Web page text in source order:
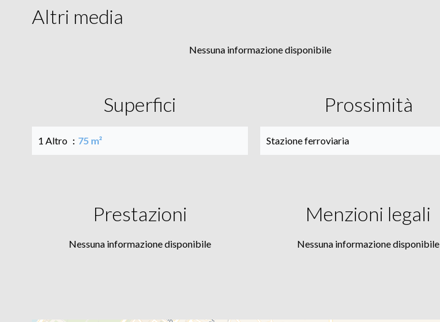
Altri media
Nessuna informazione disponibile
Superfici
1 Altro 75 m²
Prossimità
Stazione ferroviaria
Prestazioni
Nessuna informazione disponibile
Menzioni legali
Nessuna informazione disponibile